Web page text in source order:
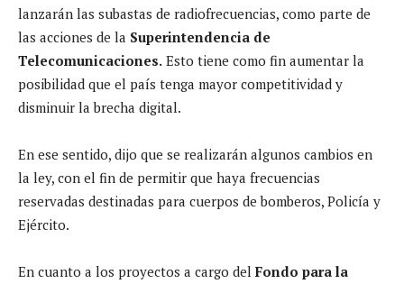
lanzarán las subastas de radiofrecuencias, como parte de
las acciones de la Superintendencia de
Telecomunicaciones. Esto tiene como fin aumentar la
posibilidad que el país tenga mayor competitividad y
disminuir la brecha digital.
En ese sentido, dijo que se realizarán algunos cambios en
la ley, con el fin de permitir que haya frecuencias
reservadas destinadas para cuerpos de bomberos, Policía y
Ejército.
En cuanto a los proyectos a cargo del Fondo para la